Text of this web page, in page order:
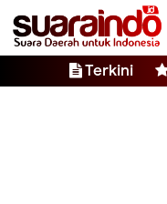
Terkini